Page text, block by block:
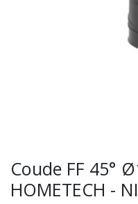
Coude FF 45°
HOMETECH -